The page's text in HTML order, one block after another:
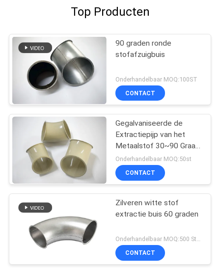
Top Producten
90 graden ronde
stofafzuigbuis
Onderhandelbaar MOQ:100ST
CONTACT
Gegalvaniseerde de
Extractiepijp van het
Metaalstof 30~90 Graad
in Stof Chemische
Architectuur
Onderhandelbaar MOQ:50st
CONTACT
Zilveren witte stof
extractie buis 60 graden
Onderhandelbaar MOQ:500 Stuk
CONTACT